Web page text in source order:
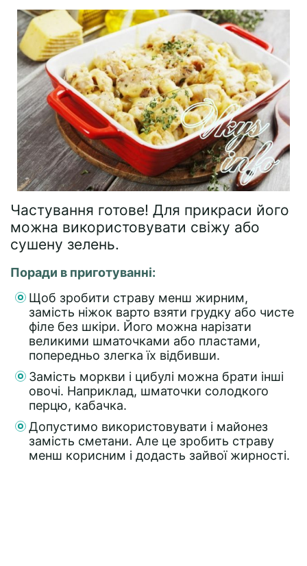
Частування готове! Для прикраси його
можна використовувати свіжу або
сушену зелень.
Поради в приготуванні:
Щоб зробити страву менш жирним,
замість ніжок варто взяти грудку або чисте
філе без шкіри. Його можна нарізати
великими шматочками або пластами,
попередньо злегка їх відбивши.
Замість моркви і цибулі можна брати інші
овочі. Наприклад, шматочки солодкого
перцю, кабачка.
Допустимо використовувати і майонез
замість сметани. Але це зробить страву
менш корисним і додасть зайвої жирності.